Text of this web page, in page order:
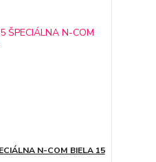
N-COM BIELA 15